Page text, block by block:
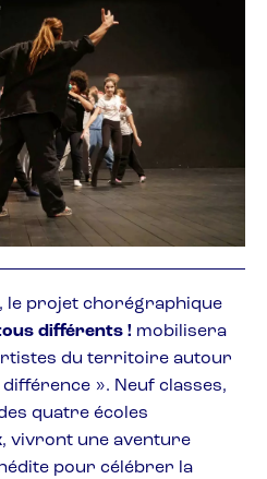
, le projet chorégraphique
différents ! mobilisera
du territoire autour
». Neuf classes,
quatre écoles
, vivront une aventure
pour célébrer la